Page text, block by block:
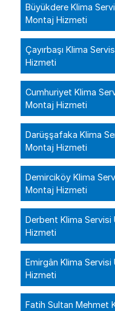
Büyükdere Klima
Montaj Hizmeti
Çayırbaşı Klima
Hizmeti
Cumhuriyet Klima
Montaj Hizmeti
Darüşşafaka Klima
Montaj Hizmeti
Demirciköy Klima
Montaj Hizmeti
Derbent Klima Servisi
Hizmeti
Emirgân Klima Servisi
Hizmeti
Fatih Sultan Mehmet